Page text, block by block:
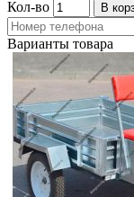
Кол-во
В
Варианты товара